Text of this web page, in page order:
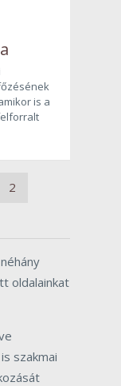
is a
2
oldalainkat
szakmai